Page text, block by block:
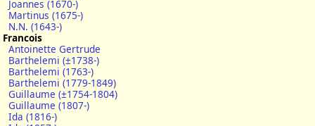
Joannes (1670-)
Martinus (1675-)
N.N. (1643-)
Francois
Antoinette Gertrude
Barthelemi (±1738-)
Barthelemi (1763-)
Barthelemi (1779-1849)
Guillaume (±1754-1804)
Guillaume (1807-)
Ida (1816-)